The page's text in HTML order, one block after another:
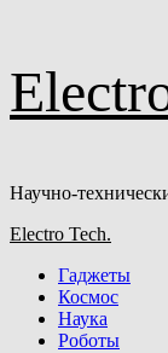
Перейти
содержимому
Научно-
Основное
Electro Tech.
Гаджеты
Космос
Наука
Роботы